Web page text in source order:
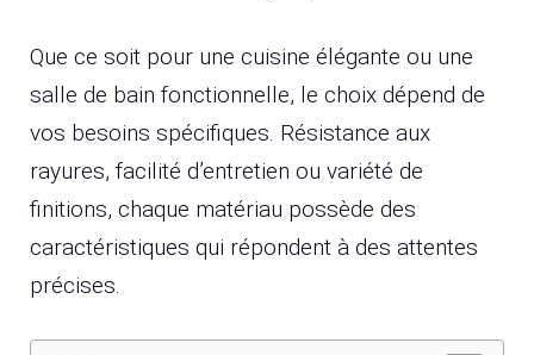
Que ce soit pour une cuisine élégante ou une
salle de bain fonctionnelle, le choix dépend de
vos besoins spécifiques. Résistance aux
rayures, facilité d’entretien ou variété de
finitions, chaque matériau possède des
caractéristiques qui répondent à des attentes
précises.